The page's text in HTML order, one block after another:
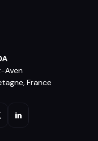
Aven
France